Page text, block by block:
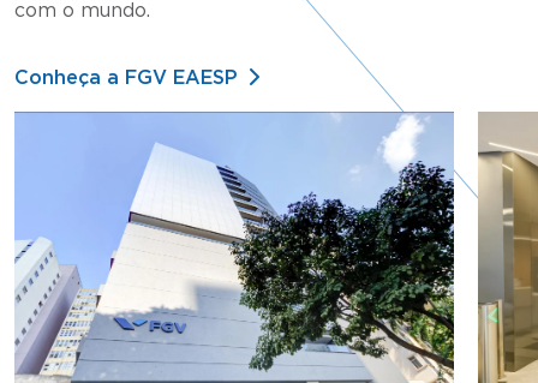
com o mundo.
Conheça a FGV EAESP